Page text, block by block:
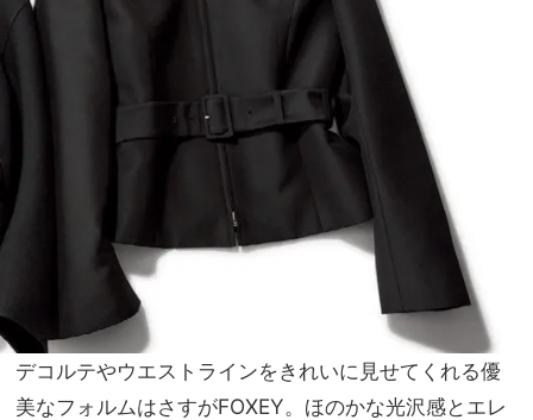
デコルテやウエストラインをきれいに見せてくれる優
美なフォルムはさすがFOXEY。ほのかな光沢感とエレ